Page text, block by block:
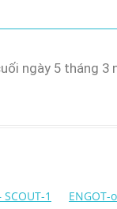
ngày 5 tháng 3
1
ENGOT-